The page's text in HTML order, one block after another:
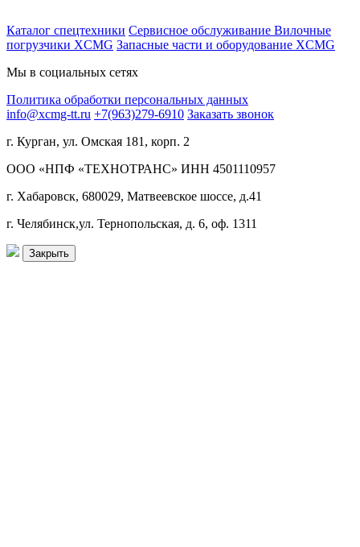
Каталог спецтехники Сервисное обслуживание Вилочные
погрузчики XCMG Запасные части и оборудование XCMG
Мы в социальных сетях
Политика обработки персональных данных
info@xcmg-tt.ru +7(963)279-6910 Заказать звонок
г. Курган, ул. Омская 181, корп. 2
ООО «НПФ «ТЕХНОТРАНС» ИНН 4501110957
г. Хабаровск, 680029, Матвеевское шоссе, д.41
г. Челябинск,ул. Тернопольская, д. 6, оф. 1311
Закрыть